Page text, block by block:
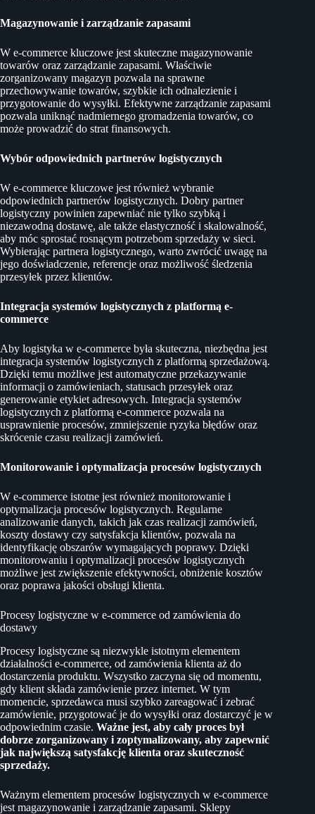
Magazynowanie i zarządzanie zapasami
W e-commerce kluczowe jest skuteczne magazynowanie
towarów oraz zarządzanie zapasami. Właściwie
zorganizowany magazyn pozwala na sprawne
przechowywanie towarów, szybkie ich odnalezienie i
przygotowanie do wysyłki. Efektywne zarządzanie zapasami
pozwala uniknąć nadmiernego gromadzenia towarów, co
może prowadzić do strat finansowych.
Wybór odpowiednich partnerów logistycznych
W e-commerce kluczowe jest również wybranie
odpowiednich partnerów logistycznych. Dobry partner
logistyczny powinien zapewniać nie tylko szybką i
niezawodną dostawę, ale także elastyczność i skalowalność,
aby móc sprostać rosnącym potrzebom sprzedaży w sieci.
Wybierając partnera logistycznego, warto zwrócić uwagę na
jego doświadczenie, referencje oraz możliwość śledzenia
przesyłek przez klientów.
Integracja systemów logistycznych z platformą e-
commerce
Aby logistyka w e-commerce była skuteczna, niezbędna jest
integracja systemów logistycznych z platformą sprzedażową.
Dzięki temu możliwe jest automatyczne przekazywanie
informacji o zamówieniach, statusach przesyłek oraz
generowanie etykiet adresowych. Integracja systemów
logistycznych z platformą e-commerce pozwala na
usprawnienie procesów, zmniejszenie ryzyka błędów oraz
skrócenie czasu realizacji zamówień.
Monitorowanie i optymalizacja procesów logistycznych
W e-commerce istotne jest również monitorowanie i
optymalizacja procesów logistycznych. Regularne
analizowanie danych, takich jak czas realizacji zamówień,
koszty dostawy czy satysfakcja klientów, pozwala na
identyfikację obszarów wymagających poprawy. Dzięki
monitorowaniu i optymalizacji procesów logistycznych
możliwe jest zwiększenie efektywności, obniżenie kosztów
oraz poprawa jakości obsługi klienta.
Procesy logistyczne w e-commerce od zamówienia do
dostawy
Procesy logistyczne są niezwykle istotnym elementem
działalności e-commerce, od zamówienia klienta aż do
dostarczenia produktu. Wszystko zaczyna się od momentu,
gdy klient składa zamówienie przez internet. W tym
momencie, sprzedawca musi szybko zareagować i zebrać
zamówienie, przygotować je do wysyłki oraz dostarczyć je w
odpowiednim czasie. Ważne jest, aby cały proces był
dobrze zorganizowany i zoptymalizowany, aby zapewnić
jak największą satysfakcję klienta oraz skuteczność
sprzedaży.
Ważnym elementem procesów logistycznych w e-commerce
jest magazynowanie i zarządzanie zapasami. Sklepy